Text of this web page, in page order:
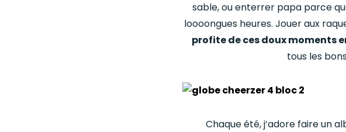
sable, ou enterrer papa parce
loooongues heures. Jouer aux
profite de ces doux moments
tous les
Chaque été, j’adore faire un